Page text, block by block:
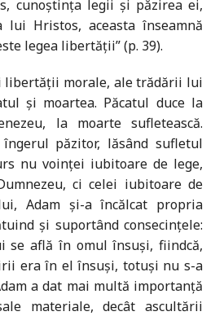
cunoştinţa legii şi păzirea ei,
lui Hristos, aceasta înseamnă
legea libertăţii” (p. 39).
libertăţii morale, ale trădării lui
şi moartea. Păcatul duce la
la moarte sufletească.
păzitor, lăsând sufletul
nu voinţei iubitoare de lege,
ci celei iubitoare de
Adam şi-a încălcat propria
şi suportând consecinţele:
se află în omul însuşi, fiindcă,
era în el însuşi, totuşi nu s-a
a dat mai multă importanţă
materiale, decât ascultării